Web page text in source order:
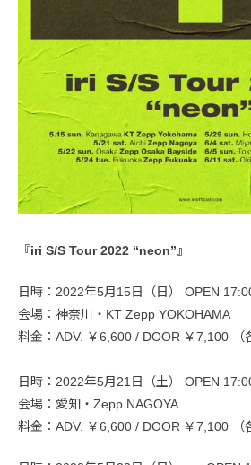
『iri S/S Tour 2022 “neon”』
日時：2022年5月15日（日） OPEN
会場：神奈川・KT Zepp YOKOHAMA
料金：ADV. ￥6,600 / DOOR ￥7,100 （
日時：2022年5月21日（土） OPEN
会場：愛知・Zepp NAGOYA
料金：ADV. ￥6,600 / DOOR ￥7,100 （